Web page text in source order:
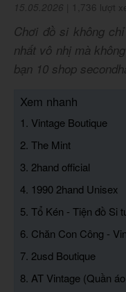
15.05.2026 1,736 lượt
Chơi đồ si không
nhất vô nhị mà
bạn 10 shop
Xem nhanh
1. Vintage Boutique
2. The Mint
3. 2hand official
4. 1990 2hand Unisex
5. Tổ Kén - Tiện đồ Si
6. Chăn Con Công -
7. 2usd Boutique
8. AT Vintage (Quần